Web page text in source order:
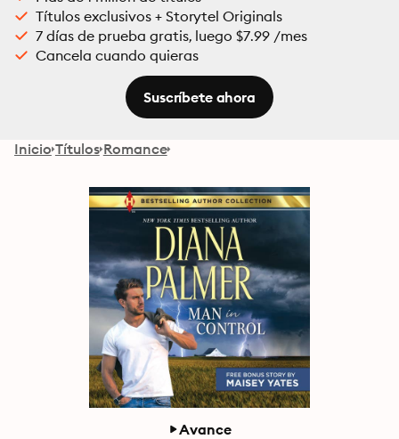
Títulos exclusivos + Storytel Originals
7 días de prueba gratis, luego $7.99 /mes
Cancela cuando quieras
Suscríbete ahora
Inicio Títulos Romance
Avance